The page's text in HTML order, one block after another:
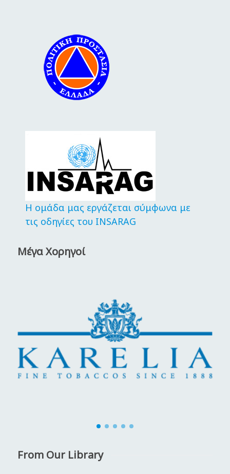
Η ομάδα μας εργάζεται σύμφωνα με
τις οδηγίες του INSARAG
Μέγα Χορηγοί
From Our Library